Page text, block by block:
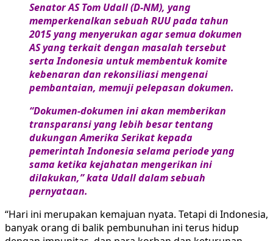
Senator AS Tom Udall (D-NM), yang
memperkenalkan sebuah RUU pada tahun
2015 yang menyerukan agar semua dokumen
AS yang terkait dengan masalah tersebut
serta Indonesia untuk membentuk komite
kebenaran dan rekonsiliasi mengenai
pembantaian, memuji pelepasan dokumen.
“Dokumen-dokumen ini akan memberikan
transparansi yang lebih besar tentang
dukungan Amerika Serikat kepada
pemerintah Indonesia selama periode yang
sama ketika kejahatan mengerikan ini
dilakukan,” kata Udall dalam sebuah
pernyataan.
“Hari ini merupakan kemajuan nyata. Tetapi di Indonesia,
banyak orang di balik pembunuhan ini terus hidup